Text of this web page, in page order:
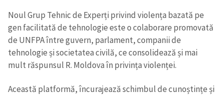
Noul Grup Tehnic de Experți privind violența bazată pe
gen facilitată de tehnologie este o colaborare promovată
de UNFPA între guvern, parlament, companii de
tehnologie și societatea civilă, ce consolidează și mai
mult răspunsul R. Moldova în privința violenței.
Această platformă, încurajează schimbul de cunoștințe și